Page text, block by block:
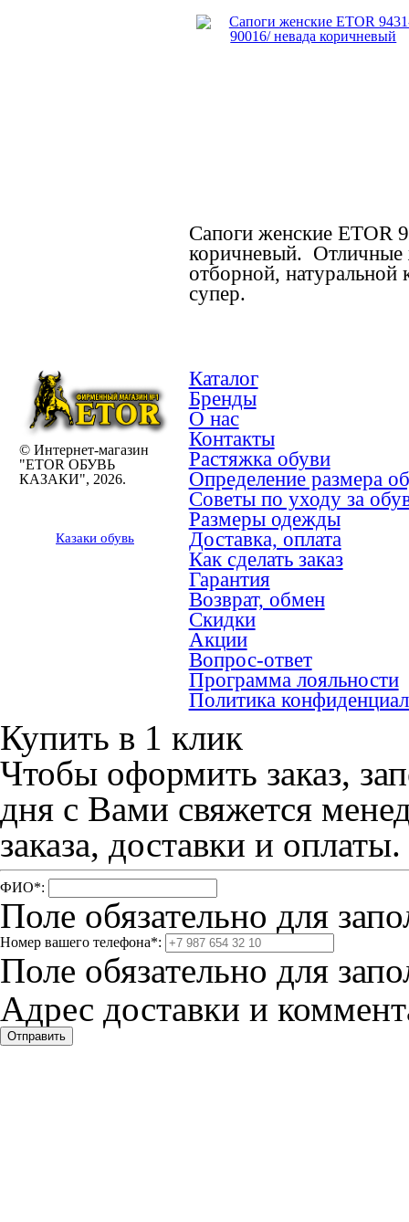
Сапоги женские ETOR
коричневый. Отличные
отборной,
супер.
© Интернет-магазин
"ETOR ОБУВЬ
КАЗАКИ", 2026.
Казаки обувь
Каталог
Бренды
О нас
Контакты
Растяжка обуви
Определение размера
Советы по уходу за
Размеры одежды
Доставка, оплата
Как сделать заказ
Гарантия
Возврат, обмен
Скидки
Акции
Вопрос-ответ
Программа лояльности
Политика
Купить в 1 клик
Чтобы оформить заказ,
дня с Вами свяжется
заказа, доставки и оплаты.
ФИО*:
Поле обязательно для
Номер вашего телефона*:
Поле обязательно для
Адрес доставки и